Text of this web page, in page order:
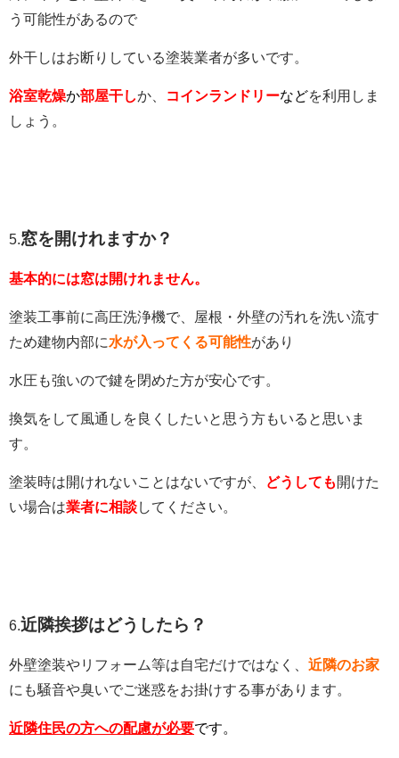
う可能性があるので
外干しはお断りしている塗装業者が多いです。
浴室乾燥か部屋干しか、 コインランドリーなどを利用しま
しょう。
5.窓を開けれますか？
基本的には窓は開けれません。
塗装工事前に高圧洗浄機で、屋根・外壁の汚れを洗い流す
ため建物内部に水が入ってくる可能性があり
水圧も強いので鍵を閉めた方が安心です。
換気をして風通しを良くしたいと思う方もいると思いま
す。
塗装時は開けれないことはないですが、 どうしても 開けた
い場合は業者に相談してください。
6.近隣挨拶はどうしたら？
外壁塗装やリフォーム等は自宅だけではなく、 近隣のお家
にも騒音や臭いでご迷惑をお掛けする事があります。
近隣住民の方への配慮が必要です。